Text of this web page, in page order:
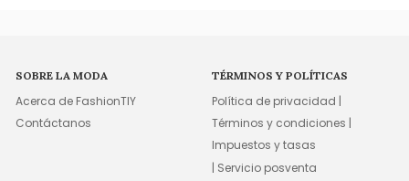
SOBRE LA MODA
Acerca de FashionTIY
Contáctanos
TÉRMINOS Y POLÍTICAS
Política de privacidad |
Términos y condiciones |
Impuestos y tasas
| Servicio posventa